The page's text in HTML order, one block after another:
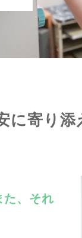
に寄り添
た、それ